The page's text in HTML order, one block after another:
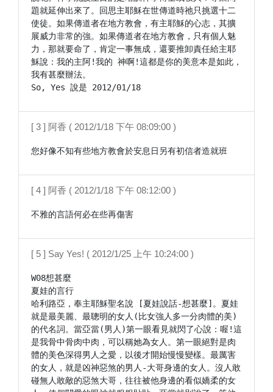
題就延伸出來了。回思主耶穌在世傳道時祂只挑選十二
使徒。如果傳道者在地方教會，有主耶穌的心志，其擴
展威力非常的強。如果傳道者在地方教會，只有個人魅
力，那就要命了，肯定一事無成，還要推卸責任給主耶
穌說：我的主阿!我的 神啊!這都是你的美意本是如此，
我有甚麼辦法。
[ 3 ] 阿香 ( 2012/1/18 下午 08:09:00 )
您好像不知有些地方教會於安息日另有初信者造就班
[ 4 ] 阿香 ( 2012/1/18 下午 08:12:00 )
不雅的言語何必在些再傷害
[ 5 ] Say Yes! ( 2012/1/25 上午 10:24:00 )
W08想甚麼
夏娃的言行
哈利路亞，奉主耶穌聖名說 [夏娃說話-想甚麼]。夏娃
就是最美麗、最聰明的女人(比女強人多一分肉體的美)
的代名詞。當亞當(男人)第一眼看見就閃了心說：喔!這
是我骨中骨肉中肉，可以稱她為女人。第一眼絕對是肉
體的美色深得男人之愛，以後才開始慢慢變樣。最厲害
的女人，就是凶神惡煞的男人-大哥身邊的女人。沒人敢
碰無人敢敵的惡煞大哥，往往被他身邊的看似嬌柔的女